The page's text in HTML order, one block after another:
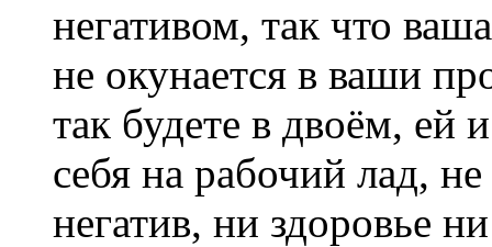
негативом, так что
не окунается в ваши
так будете в двоём, ей
себя на рабочий лад,
негатив, ни здоровье